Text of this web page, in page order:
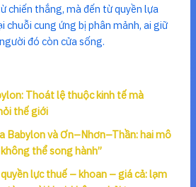
chiến thắng, mà đến từ quyền lựa
chuỗi cung ứng bị phân mảnh, ai giữ
đó còn cửa sống.
Thoát lệ thuộc kinh tế mà
thế giới
Babylon và Ơn–Nhơn–Thần: hai mô
thể song hành”
lực thuế – khoan – giá cả: lạm